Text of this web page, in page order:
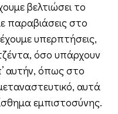
βελτιώσει το
παραβιάσεις στο
υπερπτήσεις,
όσο υπάρχουν
αυτήν, όπως στο
αυτά
εμπιστοσύνης.